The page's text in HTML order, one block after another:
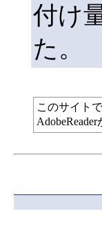
付け
た。
このサイト